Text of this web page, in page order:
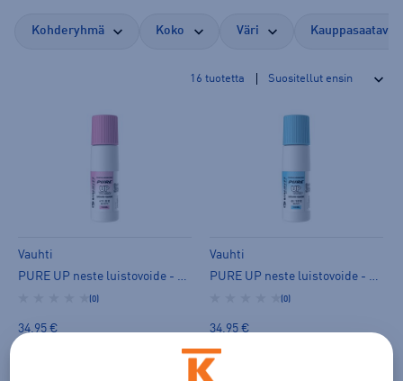
Kohderyhmä Koko Väri
16 tuotetta
Vauhti
PURE UP neste luistovoide - pikaluistovoide
(0)
34,95 €
Vauhti
PURE UP neste luistovoide - pikaluistovoide
(0)
34,95 €